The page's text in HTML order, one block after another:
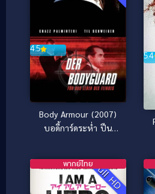
4.5
Body Armour (2007)
บอดี้การ์ดระห่ำ ปืน
5.4
Full HD
พากย์ไทย